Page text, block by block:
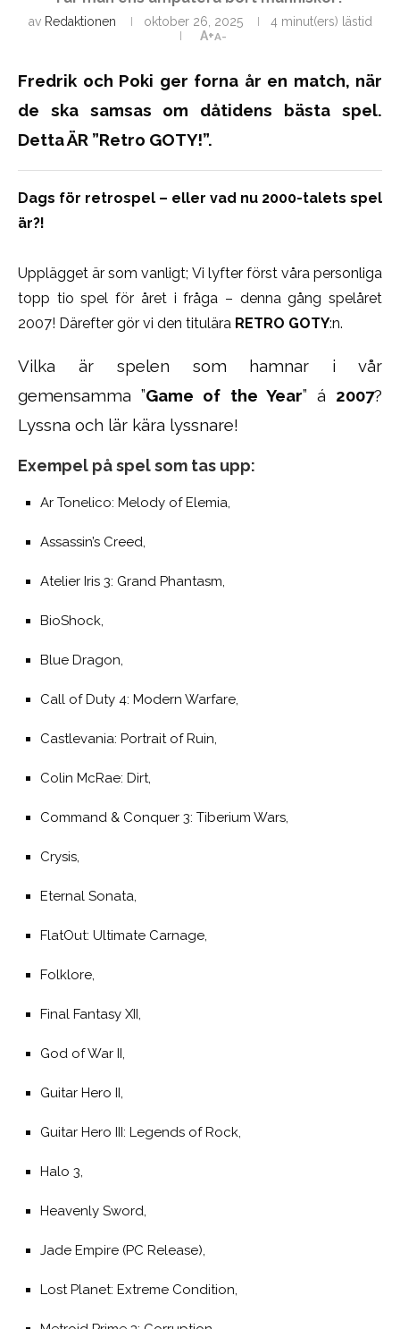
av Redaktionen oktober 26, 2025
4 minut(ers) lästid
A+A-
Fredrik och Poki ger forna år en match, när
de ska samsas om dåtidens bästa spel.
Detta ÄR ”Retro GOTY!”.
Dags för retrospel – eller vad nu 2000-talets spel
är?!
Upplägget är som vanligt; Vi lyfter först våra personliga
topp tio spel för året i fråga – denna gång spelåret
2007! Därefter gör vi den titulära RETRO GOTY:n.
Vilka är spelen som hamnar i vår
gemensamma ”Game of the Year” á 2007?
Lyssna och lär kära lyssnare!
Exempel på spel som tas upp:
Ar Tonelico: Melody of Elemia,
Assassin’s Creed,
Atelier Iris 3: Grand Phantasm,
BioShock,
Blue Dragon,
Call of Duty 4: Modern Warfare,
Castlevania: Portrait of Ruin,
Colin McRae: Dirt,
Command & Conquer 3: Tiberium Wars,
Crysis,
Eternal Sonata,
FlatOut: Ultimate Carnage,
Folklore,
Final Fantasy XII,
God of War II,
Guitar Hero II,
Guitar Hero III: Legends of Rock,
Halo 3,
Heavenly Sword,
Jade Empire (PC Release),
Lost Planet: Extreme Condition,